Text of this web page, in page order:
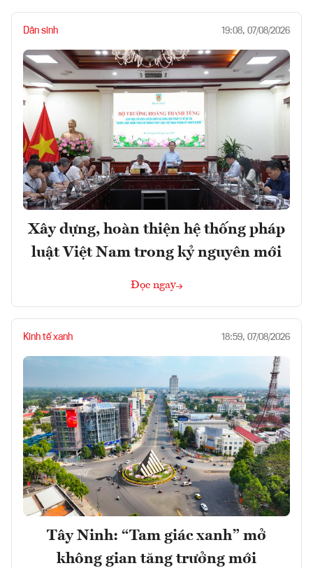
Dân sinh 19:08, 07/08/2026
Xây dựng, hoàn thiện hệ thống pháp
luật Việt Nam trong kỷ nguyên mới
Đọc ngay
Kinh tế xanh 18:59, 07/08/2026
Tây Ninh: “Tam giác xanh” mở
không gian tăng trưởng mới